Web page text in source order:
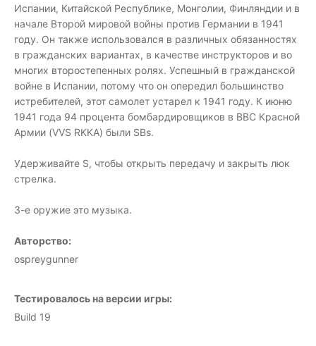
Испании, Китайской Республике, Монголии, Финляндии и в
начале Второй мировой войны против Германии в 1941
году. Он также использовался в различных обязанностях
в гражданских вариантах, в качестве инструкторов и во
многих второстепенных ролях. Успешный в гражданской
войне в Испании, потому что он опередил большинство
истребителей, этот самолет устарел к 1941 году. К июню
1941 года 94 процента бомбардировщиков в ВВС Красной
Армии (VVS RKKA) были SBs.
Удерживайте S, чтобы открыть передачу и закрыть люк
стрелка.
3-е оружие это музыка.
Авторство:
ospreygunner
Тестировалось на версии игры:
Build 19